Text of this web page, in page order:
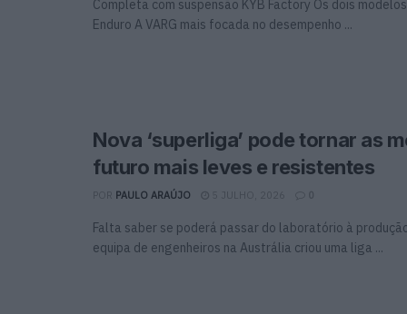
Completa com suspensão KYB Factory Os dois
Enduro A VARG mais focada no desempenho ...
Nova ‘superliga’ pode tornar as
futuro mais leves e resistentes
PAULO ARAÚJO 5 JULHO, 2026 0
Falta saber se poderá passar do laboratório à
equipa de engenheiros na Austrália criou uma liga ...